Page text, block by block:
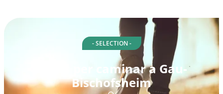
- SELECTION -
Rutes per caminar a Gau-
Bischofsheim